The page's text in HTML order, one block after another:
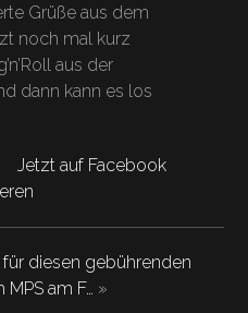
Grüße aus dem
noch mal kurz
aus der
dann kann es los
Kommentare.
Jetzt auf Facebook
für diesen gebührenden
am F… »